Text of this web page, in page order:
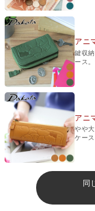
アニ
鍵収
ース
アニ
やや
ケー
同